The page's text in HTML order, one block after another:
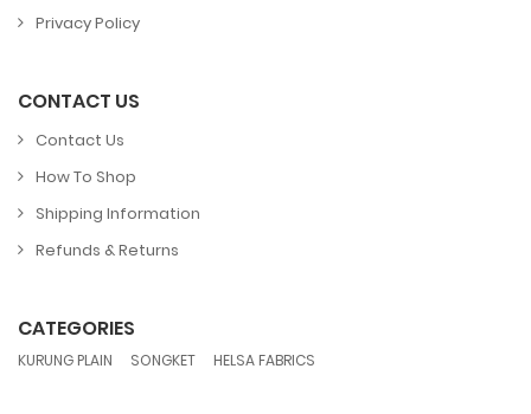
Privacy Policy
CONTACT US
Contact Us
How To Shop
Shipping Information
Refunds & Returns
CATEGORIES
KURUNG PLAIN SONGKET HELSA FABRICS